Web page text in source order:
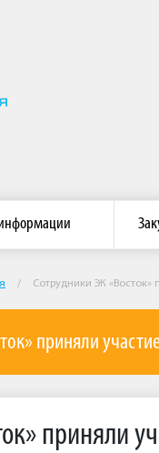
«Восток»
/ Сотрудники ЭК «Восток»
приняли
приняли